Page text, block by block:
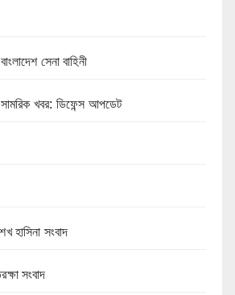
সেনা বাহিনী
খবর: ডিফেন্স আপডেট
হাসিনা সংবাদ
সংবাদ